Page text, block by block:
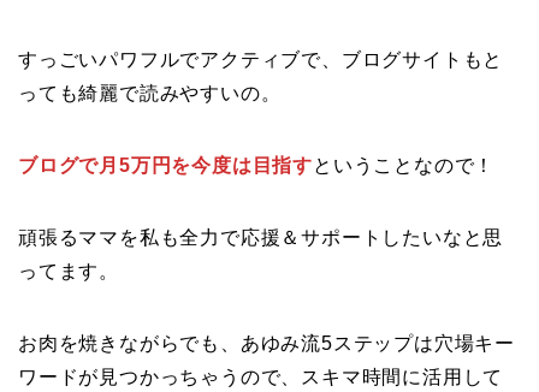
すっごいパワフルでアクティブで、ブログサイトもと
っても綺麗で読みやすいの。
ブログで月5万円を今度は目指すということなので！
頑張るママを私も全力で応援＆サポートしたいなと思
ってます。
お肉を焼きながらでも、あゆみ流5ステップは穴場キー
ワードが見つかっちゃうので、スキマ時間に活用して